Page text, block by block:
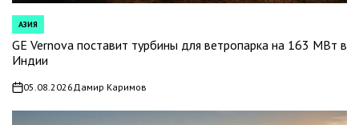
POSTED
IN
АЗИЯ
GE Vernova поставит турбины для ветропарка на 163 МВт в
Индии
on05.08.2026 Дамир Каримов